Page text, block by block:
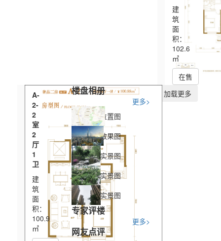
建
筑
面
积：
102.6
㎡
在售
A-
2-
2
室
2
厅
1
卫
建
筑
面
积：
100.9
㎡
楼盘相册
更多>
位置图
效果图
实景图
实景图
实景图
专家评楼
更多>
网友点评
加载更多